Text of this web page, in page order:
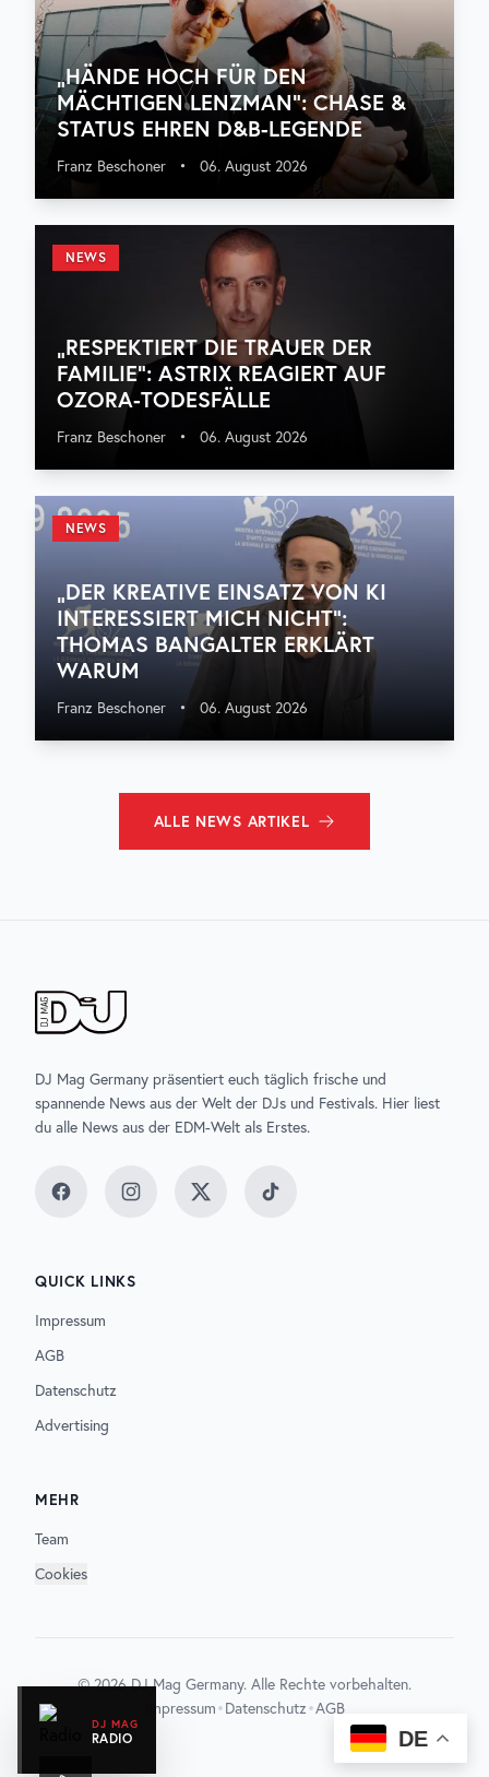
DJ MAG
RADIO
„HÄNDE HOCH FÜR DEN
MÄCHTIGEN LENZMAN“: CHASE &
STATUS EHREN D&B-LEGENDE
Franz Beschoner • 06. August 2026
NEWS
„RESPEKTIERT DIE TRAUER DER
FAMILIE“: ASTRIX REAGIERT AUF
OZORA-TODESFÄLLE
Franz Beschoner • 06. August 2026
NEWS
„DER KREATIVE EINSATZ VON KI
INTERESSIERT MICH NICHT“:
THOMAS BANGALTER ERKLÄRT
WARUM
Franz Beschoner • 06. August 2026
ALLE NEWS ARTIKEL
DE
DJ Mag Germany präsentiert euch täglich frische und
spannende News aus der Welt der DJs und Festivals. Hier liest
du alle News aus der EDM-Welt als Erstes.
FacebookInstagramTwitter TikTok
QUICK LINKS
Impressum
AGB
Datenschutz
Advertising
MEHR
Team
Cookies
©2026DJ Mag Germany. Alle Rechte vorbehalten.
Impressum•Datenschutz•AGB